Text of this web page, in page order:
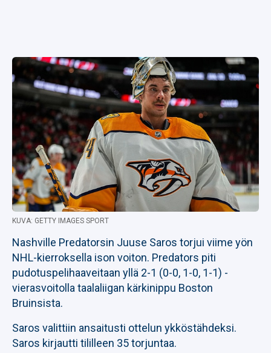
KUVA: GETTY IMAGES SPORT
Nashville Predatorsin Juuse Saros torjui viime yön
NHL-kierroksella ison voiton. Predators piti
pudotuspelihaaveitaan yllä 2-1 (0-0, 1-0, 1-1) -
vierasvoitolla taalaliigan kärkinippu Boston
Bruinsista.
Saros valittiin ansaitusti ottelun ykköstähdeksi.
Saros kirjautti tililleen 35 torjuntaa.